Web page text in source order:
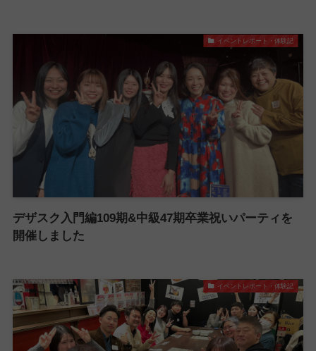
イベントレポート・体験記
デザスク入門編109期&中級47期卒業祝いパーティを
開催しました
イベントレポート・体験記